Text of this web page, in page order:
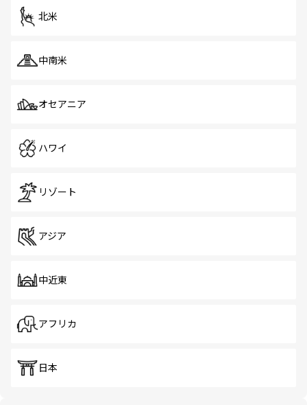
北米
中南米
オセアニア
ハワイ
リゾート
アジア
中近東
アフリカ
日本